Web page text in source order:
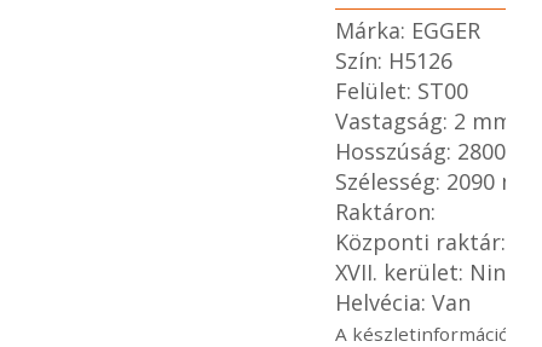
Márka: EGGER
Szín: H5126
Felület: ST00
Vastagság: 2 mm
Hosszúság: 2800
Szélesség: 2090 mm
Raktáron:
Központi raktár:
XVII. kerület: Nincs
Helvécia: Van
A készletinformáció